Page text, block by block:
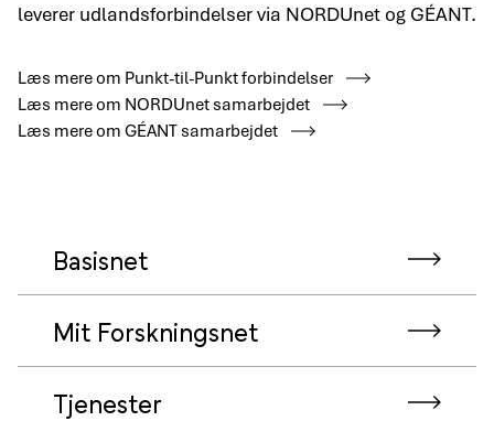
leverer udlandsforbindelser via NORDUnet og GÉANT.
Læs mere om Punkt-til-Punkt forbindelser
Læs mere om NORDUnet samarbejdet
Læs mere om GÉANT samarbejdet
Basisnet
Mit Forskningsnet
Tjenester